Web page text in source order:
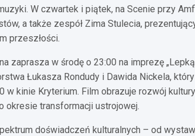
W czwartek i piątek, na Scenie przy
a także zespół Zima Stulecia,
przeszłości.
zaprasza w środę o 23:00 na imprezę
Łukasza Rondudy i Dawida Nickela,
kinie Kryterium. Film obrazuje rozwój
okresie transformacji ustrojowej.
doświadczeń kulturalnych – od